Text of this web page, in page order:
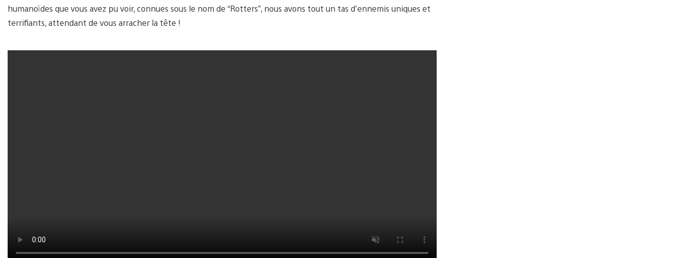
humanoïdes que vous avez pu voir, connues sous le nom de “Rotters”, nous avons tout un tas d’ennemis uniques et
terrifiants, attendant de vous arracher la tête !